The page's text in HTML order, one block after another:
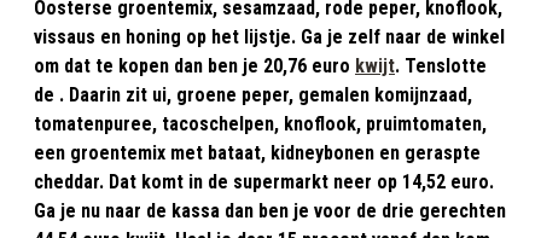
Oosterse groentemix, sesamzaad, rode peper, knoflook,
vissaus en honing op het lijstje. Ga je zelf naar de winkel
om dat te kopen dan ben je 20,76 euro kwijt. Tenslotte
de . Daarin zit ui, groene peper, gemalen komijnzaad,
tomatenpuree, tacoschelpen, knoflook, pruimtomaten,
een groentemix met bataat, kidneybonen en geraspte
cheddar. Dat komt in de supermarkt neer op 14,52 euro.
Ga je nu naar de kassa dan ben je voor de drie gerechten